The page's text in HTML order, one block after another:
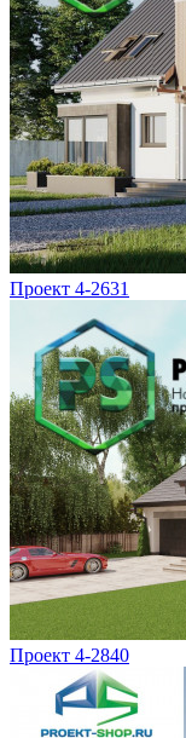
Проект 4-2631
Проект 4-2840